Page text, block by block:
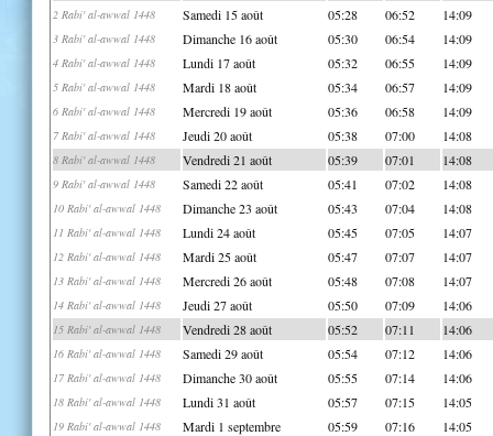
2 Rabi' al-awwal 1448 Samedi 15 août 05:28 06:52 14:09
3 Rabi' al-awwal 1448 Dimanche 16 août 05:30 06:54 14:09
4 Rabi' al-awwal 1448 Lundi 17 août 05:32 06:55 14:09
5 Rabi' al-awwal 1448 Mardi 18 août 05:34 06:57 14:09
6 Rabi' al-awwal 1448 Mercredi 19 août 05:36 06:58 14:09
7 Rabi' al-awwal 1448 Jeudi 20 août 05:38 07:00 14:08
8 Rabi' al-awwal 1448 Vendredi 21 août 05:39 07:01 14:08
9 Rabi' al-awwal 1448 Samedi 22 août 05:41 07:02 14:08
10 Rabi' al-awwal 1448 Dimanche 23 août 05:43 07:04 14:08
11 Rabi' al-awwal 1448 Lundi 24 août 05:45 07:05 14:07
12 Rabi' al-awwal 1448 Mardi 25 août 05:47 07:07 14:07
13 Rabi' al-awwal 1448 Mercredi 26 août 05:48 07:08 14:07
14 Rabi' al-awwal 1448 Jeudi 27 août 05:50 07:09 14:06
15 Rabi' al-awwal 1448 Vendredi 28 août 05:52 07:11 14:06
16 Rabi' al-awwal 1448 Samedi 29 août 05:54 07:12 14:06
17 Rabi' al-awwal 1448 Dimanche 30 août 05:55 07:14 14:06
18 Rabi' al-awwal 1448 Lundi 31 août 05:57 07:15 14:05
19 Rabi' al-awwal 1448 Mardi 1 septembre 05:59 07:16 14:05